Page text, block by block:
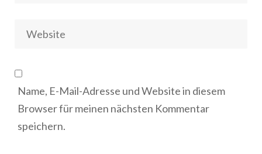
Name, E-Mail-Adresse und Website in diesem
Browser für meinen nächsten Kommentar
speichern.